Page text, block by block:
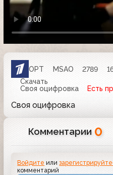
ОРТ MSAO 2789
Скачать
Своя оцифровка
Есть
Своя оцифровка
Комментарии 0
Войдите или
комментарий